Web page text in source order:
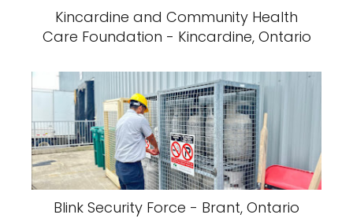
Kincardine and Community Health
Care Foundation - Kincardine, Ontario
Blink Security Force - Brant, Ontario